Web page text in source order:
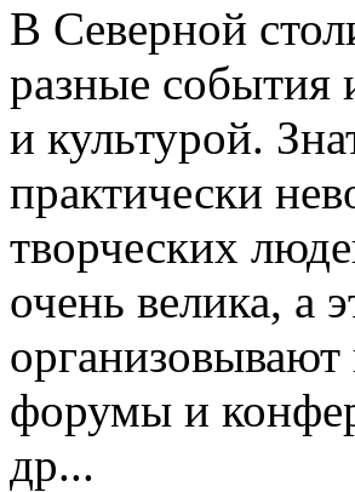
В Северной
разные события
и культурой.
практически
творческих
очень велика, а
форумы и
др...